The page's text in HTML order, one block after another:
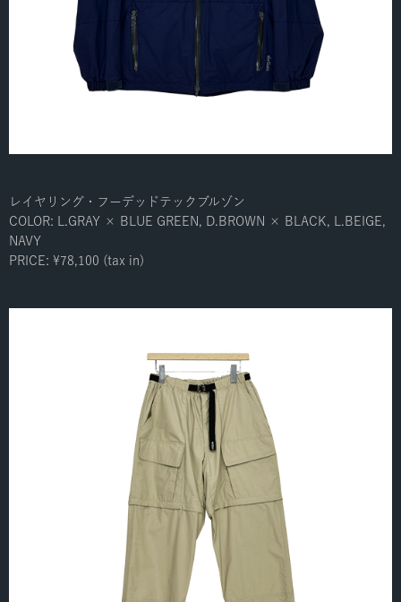
レイヤリング・フーデッドテックブルゾン
COLOR: L.GRAY × BLUE GREEN, D.BROWN × BLACK, L.BEIGE,
NAVY
PRICE: ¥78,100 (tax in)